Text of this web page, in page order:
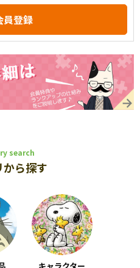
search
から探す
キャラクター